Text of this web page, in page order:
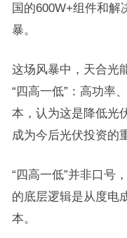
国的600W+组件和解
暴。
这场风暴中，天合光
“四高一低”：高功率
本，认为这是降低光
成为今后光伏投资的
“四高一低”并非口号
的底层逻辑是从度电
本。